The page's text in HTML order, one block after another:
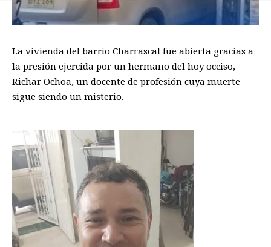
La vivienda del barrio Charrascal fue abierta gracias a
la presión ejercida por un hermano del hoy occiso,
Richar Ochoa, un docente de profesión cuya muerte
sigue siendo un misterio.